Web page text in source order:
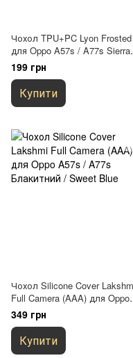
Чохол TPU+PC Lyon Frosted
для Oppo A57s / A77s Sierra
Blue
199 грн
Купити
Чохол Silicone Cover
Full Camera (AAA) для Oppo
A57s / A77s Блакитний /
Blue
349 грн
Купити